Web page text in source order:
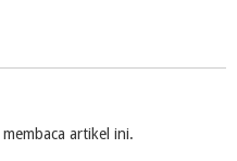
artikel ini.